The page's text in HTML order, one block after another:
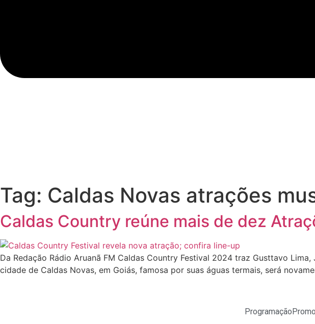
Tag: Caldas Novas atrações
Caldas Country reúne mais de dez
Da Redação Rádio Aruanã FM Caldas Country Festival 2024 traz Gusttavo
cidade de Caldas Novas, em Goiás, famosa por suas águas termais, será
Programação